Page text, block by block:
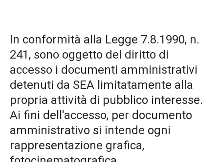
In conformità alla Legge 7.8.1990, n.
241, sono oggetto del diritto di
accesso i documenti amministrativi
detenuti da SEA limitatamente alla
propria attività di pubblico interesse.
Ai fini dell'accesso, per documento
amministrativo si intende ogni
rappresentazione grafica,